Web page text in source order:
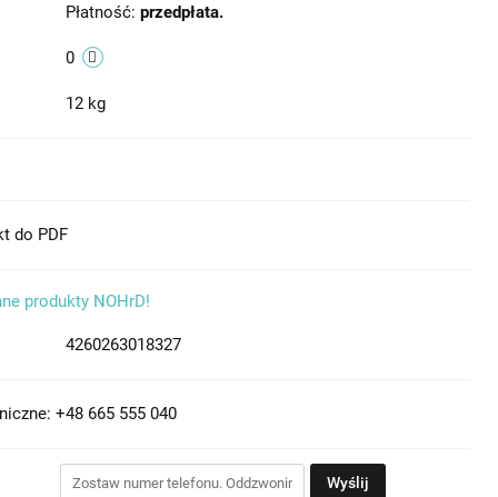
Płatność: przedpłata.
0
12 kg
do PDF
produkty NOHrD!
4260263018327
+48 665 555 040
Wyślij